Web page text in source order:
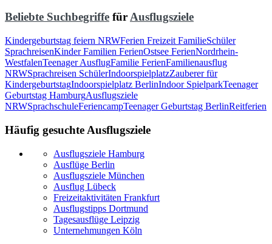
Beliebte Suchbegriffe fürAusflugsziele
Kindergeburtstag feiern NRWFerien Freizeit FamilieSchüler
SprachreisenKinder Familien FerienOstsee FerienNordrhein-
WestfalenTeenager AusflugFamilie FerienFamilienausflug
NRWSprachreisen SchülerIndoorspielplatzZauberer für
KindergeburtstagIndoorspielplatz BerlinIndoor SpielparkTeenager
Geburtstag HamburgAusflugsziele
NRWSprachschuleFeriencampTeenager Geburtstag BerlinReitferien
Häufig gesuchte Ausflugsziele
Ausflugsziele Hamburg
Ausflüge Berlin
Ausflugsziele München
Ausflug Lübeck
Freizeitaktivitäten Frankfurt
Ausflugstipps Dortmund
Tagesausflüge Leipzig
Unternehmungen Köln